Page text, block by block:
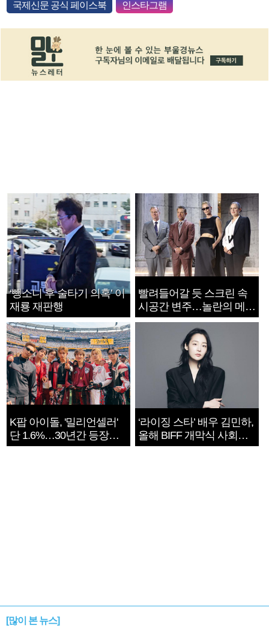
국제신문 공식 페이스북 인스타그램
‘뺑소니 후 술타기 의혹’ 이
재룡 재판행
빨려들어갈 듯 스크린 속
시공간 변주…놀란의 메시
지는 ‘전쟁 속죄’
K팝 아이돌, '밀리언셀러'
단 1.6%…30년간 등장
1182개팀 전수조사
‘라이징 스타’ 배우 김민하,
올해 BIFF 개막식 사회자
확정
[많이 본 뉴스]